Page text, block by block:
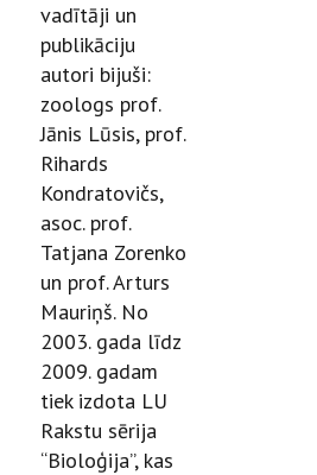
vadītāji un
publikāciju
autori bijuši:
zoologs prof.
Jānis Lūsis, prof.
Rihards
Kondratovičs,
asoc. prof.
Tatjana Zorenko
un prof. Arturs
Mauriņš. No
2003. gada līdz
2009. gadam
tiek izdota LU
Rakstu sērija
“Bioloģija”, kas